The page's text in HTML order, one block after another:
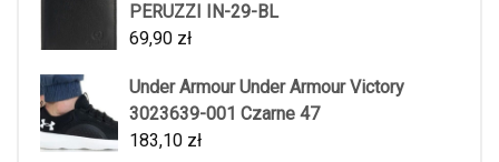
PERUZZI IN-29-BL
69,90 zł
Under Armour Under Armour Victory
3023639-001 Czarne 47
183,10 zł